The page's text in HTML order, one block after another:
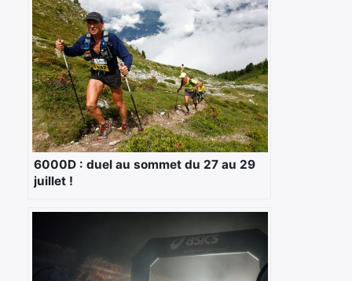
6000D : duel au sommet du 27 au 29
juillet !
Rechercher
: